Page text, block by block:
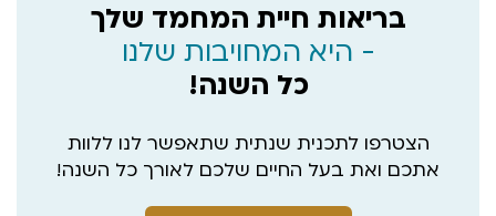
בריאות חיית המחמד שלך
- היא המחויבות שלנו
כל השנה!
הצטרפו לתכנית שנתית שתאפשר לנו ללוות
אתכם ואת בעל החיים שלכם לאורך כל השנה!